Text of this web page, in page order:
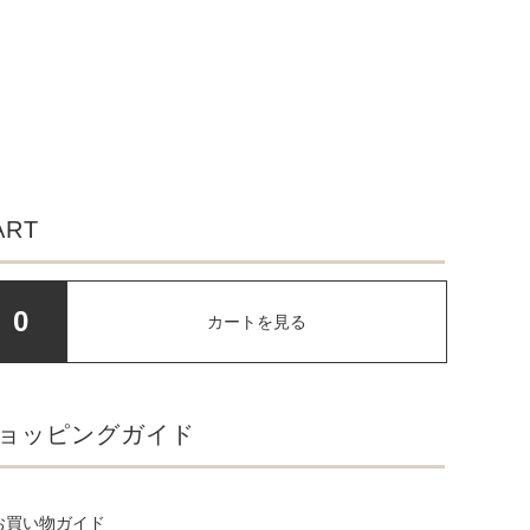
0 カートを見る
ッピングガイド
買い物ガイド